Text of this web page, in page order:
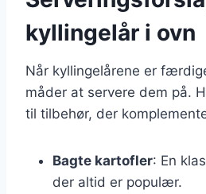
kyllingelår i ovn
Når kyllingelårene er
måder at servere dem på.
til tilbehør, der
Bagte kartofler: En
der altid er populær.